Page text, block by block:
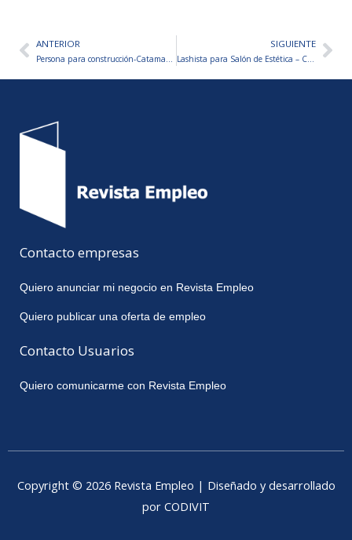
AntANTERIOR SIGUIENTE
Lashista para Salón de Estética – Catamarca
Contacto empresas
Quiero anunciar mi negocio en Revista Empleo
Quiero publicar una oferta de empleo
Contacto Usuarios
Quiero comunicarme con Revista Empleo
Copyright © 2026 Revista Empleo | Diseñado y desarrollado
por CODIVIT